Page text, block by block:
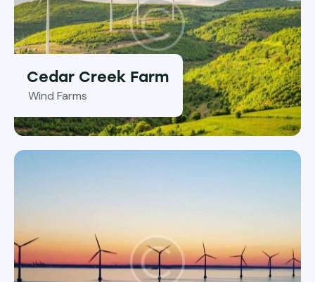
Cedar Creek Farm
Wind Farms